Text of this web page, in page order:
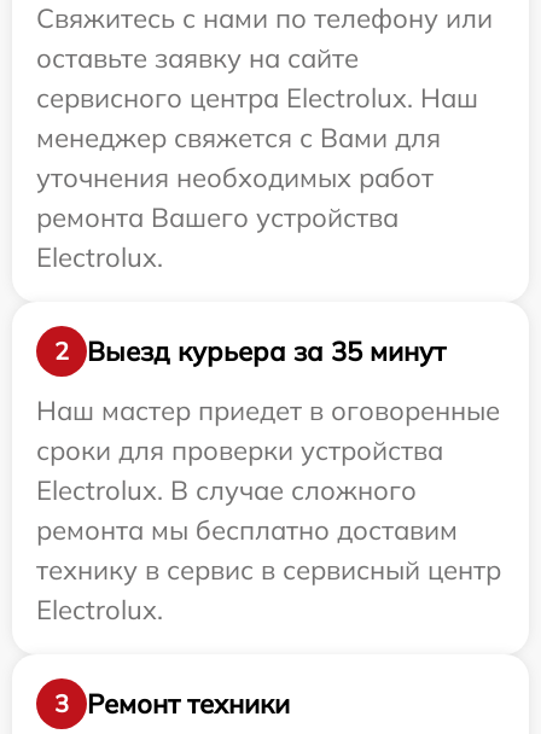
Свяжитесь с нами по телефону или
оставьте заявку на сайте
сервисного центра Electrolux. Наш
менеджер свяжется с Вами для
уточнения необходимых работ
ремонта Вашего устройства
Electrolux.
2
Выезд курьера за 35 минут
Наш мастер приедет в оговоренные
сроки для проверки устройства
Electrolux. В случае сложного
ремонта мы бесплатно доставим
технику в сервис в сервисный центр
Electrolux.
3 Ремонт техники